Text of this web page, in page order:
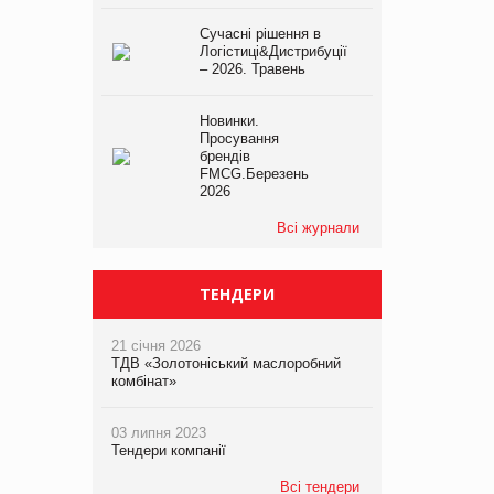
Сучасні рішення в
Логістиці&Дистрибуції
– 2026. Травень
Новинки.
Просування
брендів
FMCG.Березень
2026
Всі журнали
ТЕНДЕРИ
21 січня 2026
ТДВ «Золотоніський маслоробний
комбінат»
03 липня 2023
Тендери компанії
Всі тендери